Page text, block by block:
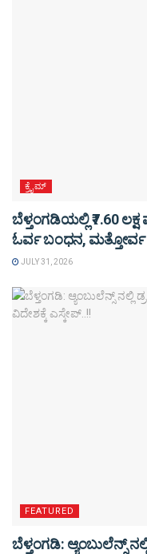
ಕ್ರೈಮ್
ಬೆಳ್ತಂಗಡಿಯಲ್ಲಿ ₹7.60
ಓರ್ವ ಬಂಧನ, ಮತ್ತೋರ್ವ
JULY 31, 2026
FEATURED
ಬೆಳ್ತಂಗಡಿ: ಆ್ಯಂಬುಲೆನ್ಸ್